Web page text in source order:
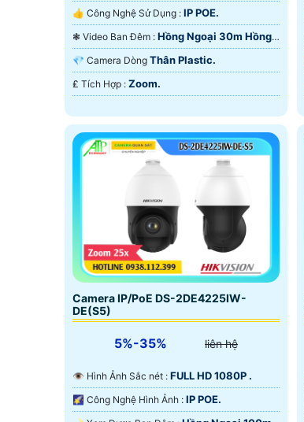
👍 Công Nghệ Sử Dụng : IP POE.
❃ Video Ban Đêm : Hồng Ngoại 30m Hồng
Ngoại Smart IR.
💎 Camera Dòng Thân Plastic.
️₤ Tích Hợp : Zoom.
Camera IP/PoE DS-2DE4225IW-
DE(S5)
5%-35% liên hệ
👁 Hình Ảnh Sắc nét : FULL HD 1080P .
🌠 Công Nghệ Hình Ảnh : IP POE.